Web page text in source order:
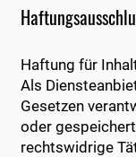
Haftung für
Als
Gesetzen
oder
rechtswidrige